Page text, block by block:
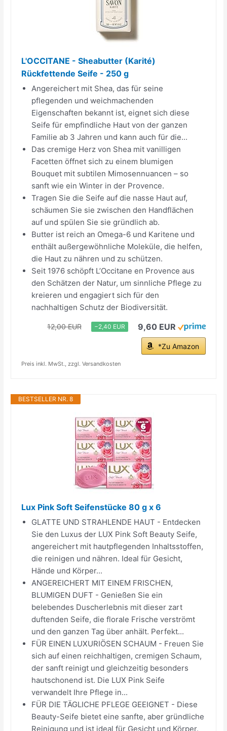
L'OCCITANE - Sheabutter (Karité)
Rückfettende Seife - 250 g
Angereichert mit Shea, das für seine
pflegenden und weichmachenden
Eigenschaften bekannt ist, eignet sich diese
Seife für empfindliche Haut von der ganzen
Familie ab 3 Jahren und kann auch für die...
Das cremige Herz von Shea mit vanilligen
Facetten öffnet sich zu einem blumigen
Bouquet mit subtilen Mimosennuancen – so
sanft wie ein Winter in der Provence.
Tragen Sie die Seife auf die nasse Haut auf,
schäumen Sie sie zwischen den Handflächen
auf und spülen Sie sie gründlich ab.
Butter ist reich an Omega-6 und Karitene und
enthält außergewöhnliche Moleküle, die helfen,
die Haut zu nähren und zu schützen.
Seit 1976 schöpft L’Occitane en Provence aus
den Schätzen der Natur, um sinnliche Pflege zu
kreieren und engagiert sich für den
nachhaltigen Schutz der Biodiversität.
12,00 EUR −2,40 EUR 9,60 EUR
*Zu Amazon
Preis inkl. MwSt., zzgl. Versandkosten
BESTSELLER NR. 8
Lux Pink Soft Seifenstücke 80 g x 6
GLATTE UND STRAHLENDE HAUT - Entdecken
Sie den Luxus der LUX Pink Soft Beauty Seife,
angereichert mit hautpflegenden Inhaltsstoffen,
die reinigen und nähren. Ideal für Gesicht,
Hände und Körper...
ANGEREICHERT MIT EINEM FRISCHEN,
BLUMIGEN DUFT - Genießen Sie ein
belebendes Duscherlebnis mit dieser zart
duftenden Seife, die florale Frische verströmt
und den ganzen Tag über anhält. Perfekt...
FÜR EINEN LUXURIÖSEN SCHAUM - Freuen Sie
sich auf einen reichhaltigen, cremigen Schaum,
der sanft reinigt und gleichzeitig besonders
hautschonend ist. Die LUX Pink Seife
verwandelt Ihre Pflege in...
FÜR DIE TÄGLICHE PFLEGE GEEIGNET - Diese
Beauty-Seife bietet eine sanfte, aber gründliche
Reinigung und ist ideal für Gesicht und Körper.